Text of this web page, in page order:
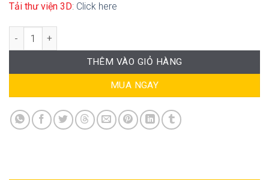
Tải thư viện 3D: Click here
Ghế Cafe Chân Quỳ Hiện Đại SG-WC324 số lượng
THÊM VÀO GIỎ HÀNG
MUA NGAY